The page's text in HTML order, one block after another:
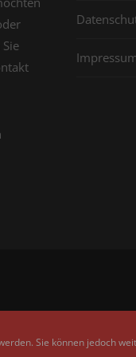
Sie können jedoch